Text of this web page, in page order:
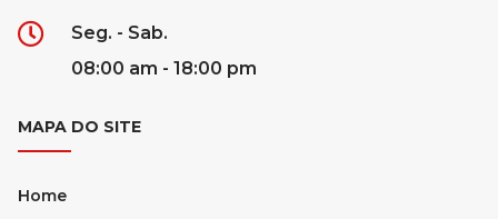
Seg. - Sab.
08:00 am - 18:00 pm
MAPA DO SITE
Home